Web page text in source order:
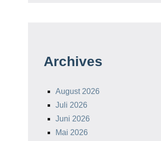
Archives
August 2026
Juli 2026
Juni 2026
Mai 2026